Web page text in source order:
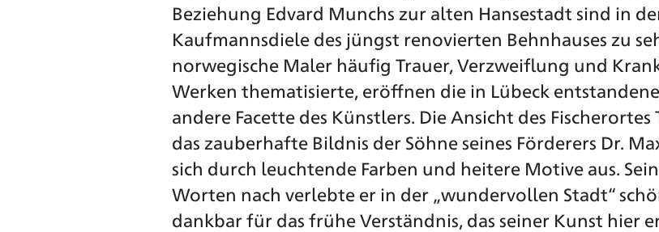
Beziehung Edvard Munchs zur alten Hansestadt sind in
Kaufmannsdiele des jüngst renovierten Behnhauses zu
norwegische Maler häufig Trauer, Verzweiflung und
Werken thematisierte, eröffnen die in Lübeck
andere Facette des Künstlers. Die Ansicht des
das zauberhafte Bildnis der Söhne seines Förderers Dr.
sich durch leuchtende Farben und heitere Motive aus.
Worten nach verlebte er in der „wundervollen Stadt“
dankbar für das frühe Verständnis, das seiner Kunst hier